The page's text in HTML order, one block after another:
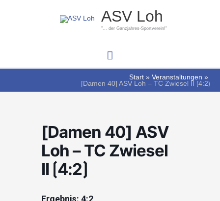
ASV Loh
"... der Ganzjahres-Sportverein!"
Hauptmenü
Start
Veranstaltungen
[Damen 40] ASV Loh – TC Zwiesel II ⟮4:2⟯
[Damen 40] ASV
Loh – TC Zwiesel
II ⟮4:2⟯
Ergebnis: 4:2